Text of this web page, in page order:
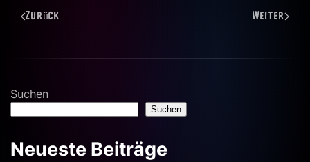
Zurück Weiter
Suchen
Suchen
Neueste Beiträge